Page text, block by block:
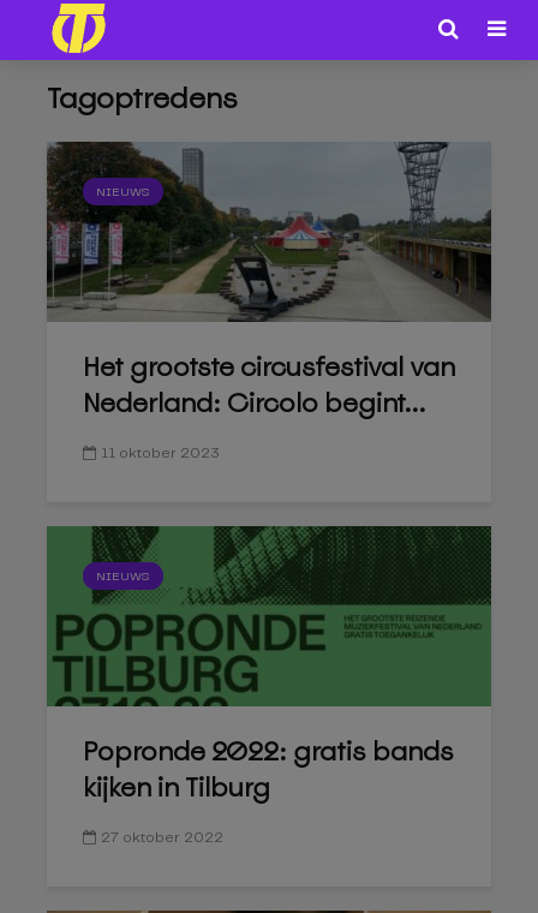
Tagoptredens
NIEUWS
Het grootste circusfestival van
Nederland: Circolo begint...
11 oktober 2023
NIEUWS
Popronde 2022: gratis bands
kijken in Tilburg
27 oktober 2022